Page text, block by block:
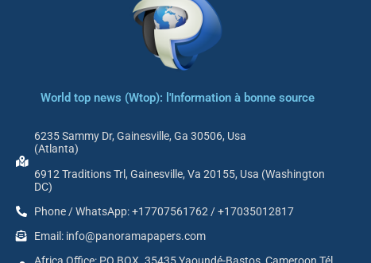
World top news (Wtop): l'Information à bonne source
6235 Sammy Dr, Gainesville, Ga 30506, Usa
(Atlanta)
6912 Traditions Trl, Gainesville, Va 20155, Usa (Washington
DC)
Phone / WhatsApp: +17707561762 / +17035012817
Email: info@panoramapapers.com